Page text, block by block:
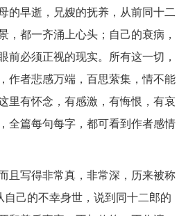
的早逝，兄嫂的抚养，从前同十二
，都一齐涌上心头；自己的衰病，
前必须正视的现实。所有这一切，
作者悲感万端，百思萦集，情不能
里有怀念，有感激，有悔恨，有哀
全篇每句每字，都可看到作者感情
且写得非常真，非常深，历来被称
自己的不幸身世，说到同十二郎的